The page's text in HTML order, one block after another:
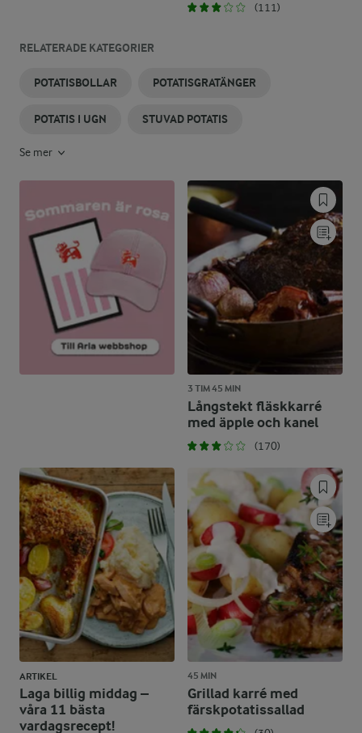
(111)
RELATERADE KATEGORIER
POTATISBOLLAR POTATISGRATÄNGER
POTATIS I UGN STUVAD POTATIS
Se mer
3 TIM 45 MIN
Långstekt fläskkarré
med äpple och kanel
(170)
ARTIKEL
Laga billig middag –
våra 11 bästa
vardagsrecept!
45 MIN
Grillad karré med
färskpotatissallad